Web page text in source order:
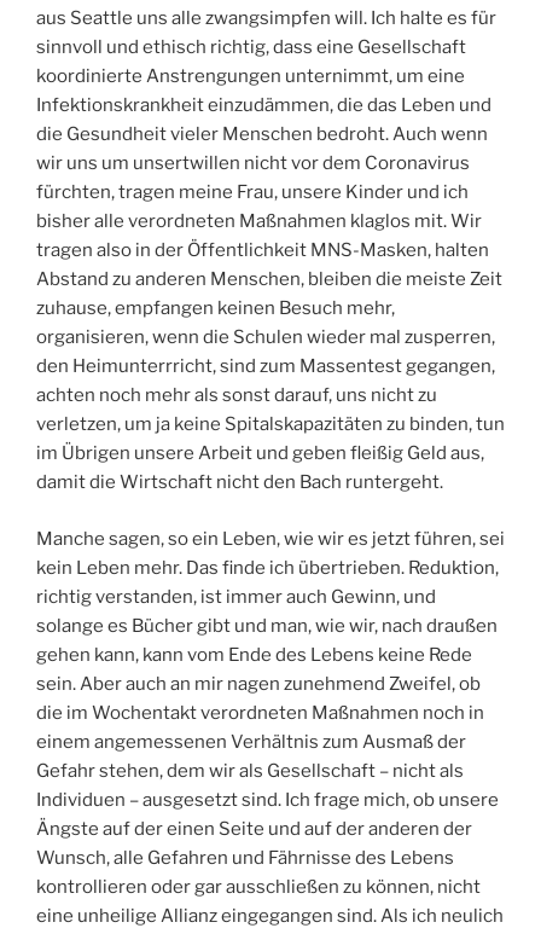
aus Seattle uns alle zwangsimpfen will. Ich halte es für
sinnvoll und ethisch richtig, dass eine Gesellschaft
koordinierte Anstrengungen unternimmt, um eine
Infektionskrankheit einzudämmen, die das Leben und
die Gesundheit vieler Menschen bedroht. Auch wenn
wir uns um unsertwillen nicht vor dem Coronavirus
fürchten, tragen meine Frau, unsere Kinder und ich
bisher alle verordneten Maßnahmen klaglos mit. Wir
tragen also in der Öffentlichkeit MNS-Masken, halten
Abstand zu anderen Menschen, bleiben die meiste Zeit
zuhause, empfangen keinen Besuch mehr,
organisieren, wenn die Schulen wieder mal zusperren,
den Heimunterrricht, sind zum Massentest gegangen,
achten noch mehr als sonst darauf, uns nicht zu
verletzen, um ja keine Spitalskapazitäten zu binden, tun
im Übrigen unsere Arbeit und geben fleißig Geld aus,
damit die Wirtschaft nicht den Bach runtergeht.
Manche sagen, so ein Leben, wie wir es jetzt führen, sei
kein Leben mehr. Das finde ich übertrieben. Reduktion,
richtig verstanden, ist immer auch Gewinn, und
solange es Bücher gibt und man, wie wir, nach draußen
gehen kann, kann vom Ende des Lebens keine Rede
sein. Aber auch an mir nagen zunehmend Zweifel, ob
die im Wochentakt verordneten Maßnahmen noch in
einem angemessenen Verhältnis zum Ausmaß der
Gefahr stehen, dem wir als Gesellschaft – nicht als
Individuen – ausgesetzt sind. Ich frage mich, ob unsere
Ängste auf der einen Seite und auf der anderen der
Wunsch, alle Gefahren und Fährnisse des Lebens
kontrollieren oder gar ausschließen zu können, nicht
eine unheilige Allianz eingegangen sind. Als ich neulich